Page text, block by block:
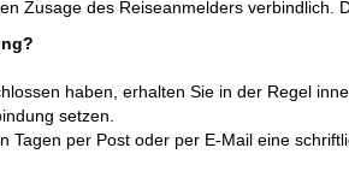
Zusage des Reiseanmelders
haben, erhalten Sie in der Regel
setzen.
Tagen per Post oder per E-Mail eine